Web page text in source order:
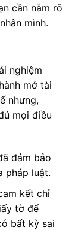
cần nắm rõ
mình.
nghiệm
mở tài
nhưng,
mọi điều
đảm bảo
pháp luật.
kết chỉ
tờ để
bất kỳ sai